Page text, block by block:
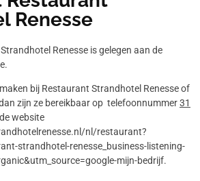
Renesse
Renesse is gelegen aan de
bij Restaurant Strandhotel Renesse of
zijn ze bereikbaar op telefoonnummer31
website
nl/restaurant?
strandhotel-renesse_business-listening-
mijn-bedrijf.